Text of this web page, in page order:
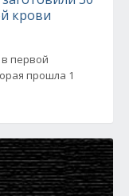
крови
первой
прошла 1